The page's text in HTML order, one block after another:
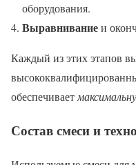
оборудования.
Выравниваниеи
Каждый из этих этапов
обеспечивает
Состав смеси и